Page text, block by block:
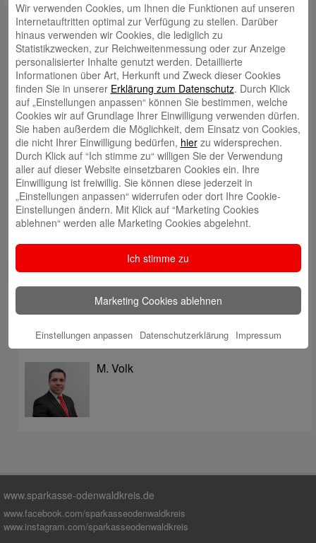
Kontakt
mail@sparkasse-odenwaldkreis.de
Telefon: 06062 500
Auch per WhatsApp erreichbar!
Neueste Beiträge
Sparkassen Kino Open-Air-Sommer 2026 startet
Öffnungszeiten der Sparkasse zum Wiesenmarkt
Herausragende Vertriebsleistung in Jahr 2025: Team
des ImmobilienCenter der Sparkasse Odenwaldkreis
überzeugt mit Kompetenz, Service und Erfolgsbilanz
Digitale Apotheke in der Sparkassen-Geschäftsstelle
Fränkisch-Crumbach eröffnet
Sparkasse stärkt das soziale Miteinander im
Odenwaldkreis
Autoren
M. Volk
www.sparkasse-odenwaldkreis.de
www.facebook.com/sparkasseodenwaldkreis
www.instagram.com/sparkasseodenwaldkreis
Wir verwenden Cookies, um Ihnen die Funktionen auf unseren
Internetauftritten optimal zur Verfügung zu stellen. Darüber
hinaus verwenden wir Cookies, die lediglich zu
Statistikzwecken, zur Reichweitenmessung oder zur Anzeige
personalisierter Inhalte genutzt werden. Detaillierte
Informationen über Art, Herkunft und Zweck dieser Cookies
finden Sie in unserer Erklärung zum Datenschutz. Durch Klick
auf „Einstellungen anpassen“ können Sie bestimmen, welche
Cookies wir auf Grundlage Ihrer Einwilligung verwenden dürfen.
Sie haben außerdem die Möglichkeit, dem Einsatz von Cookies,
die nicht Ihrer Einwilligung bedürfen, hierzu widersprechen.
Durch Klick auf “Ich stimme zu“ willigen Sie der Verwendung
aller auf dieser Website einsetzbaren Cookies ein. Ihre
Einwilligung ist freiwillig. Sie können diese jederzeit in
„Einstellungen anpassen“ widerrufen oder dort Ihre Cookie-
Einstellungen ändern. Mit Klick auf “Marketing Cookies
ablehnen“ werden alle Marketing Cookies abgelehnt.
Ich stimme zu
Marketing Cookies ablehnen
Einstellungen anpassen Datenschutzerklärung Impressum